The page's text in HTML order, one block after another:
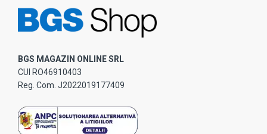
BGS MAGAZIN ONLINE SRL
CUI RO46910403
Reg. Com. J2022019177409